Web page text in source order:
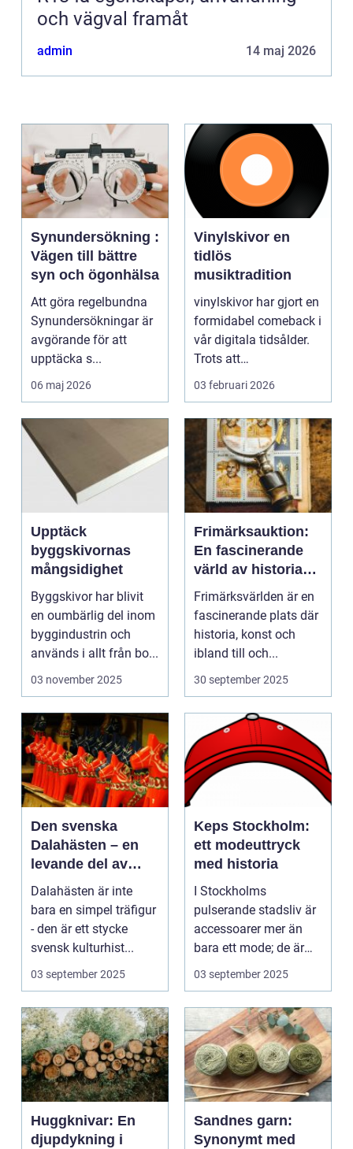
och vägval framåt
admin 14 maj 2026
Synundersökning :
Vägen till bättre
syn och ögonhälsa
Att göra regelbundna
Synundersökningar är
avgörande för att
upptäcka s...
06 maj 2026
Vinylskivor en
tidlös
musiktradition
vinylskivor har gjort en
formidabel comeback i
vår digitala tidsålder.
Trots att
musikstreaming är m...
03 februari 2026
Upptäck
byggskivornas
mångsidighet
Byggskivor har blivit
en oumbärlig del inom
byggindustrin och
används i allt från bo...
03 november 2025
Frimärksauktion:
En fascinerande
värld av historia
och samlande
Frimärksvärlden är en
fascinerande plats där
historia, konst och
ibland till och...
30 september 2025
Den svenska
Dalahästen – en
levande del av
Sveriges
kulturhistoria.
Dalahästen är inte
bara en simpel träfigur
- den är ett stycke
svensk kulturhist...
03 september 2025
Keps Stockholm:
ett modeuttryck
med historia
I Stockholms
pulserande stadsliv är
accessoarer mer än
bara ett mode; de är
uttryck f...
03 september 2025
Huggknivar: En
djupdykning i
Sandnes garn:
Synonymt med